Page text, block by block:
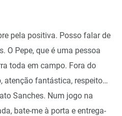
pela positiva. Posso falar de
O Pepe, que é uma pessoa
toda em campo. Fora do
atenção fantástica, respeito…
Sanches. Num jogo na
bate-me à porta e entrega-